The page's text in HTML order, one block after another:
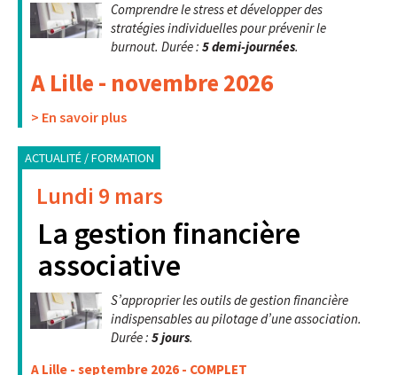
Comprendre le stress et développer des
stratégies individuelles pour prévenir le
burnout. Durée : 5 demi-journées.
A Lille - novembre 2026
> En savoir plus
ACTUALITÉ / FORMATION
Lundi 9 mars
La gestion financière
associative
S’approprier les outils de gestion financière
indispensables au pilotage d’une association.
Durée : 5 jours.
A Lille - septembre 2026 - COMPLET